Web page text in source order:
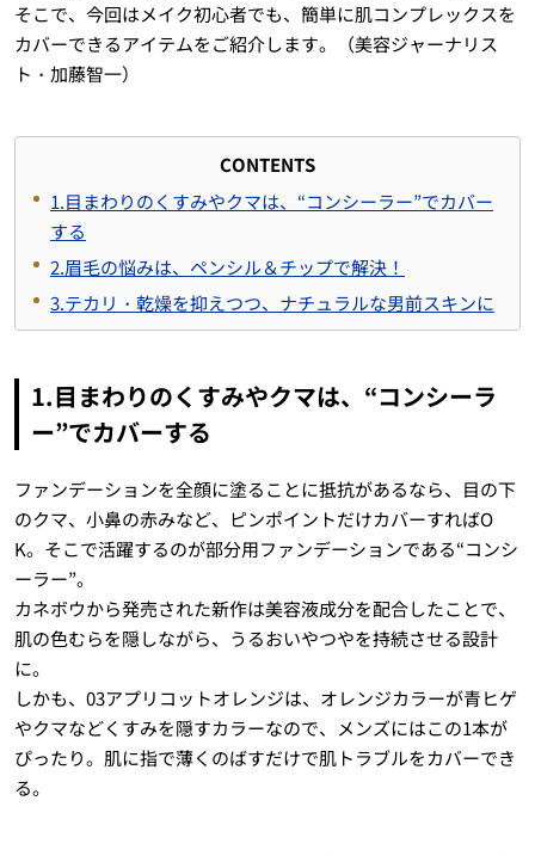
そこで、今回はメイク初心者でも、簡単に肌コンプレックスを
カバーできるアイテムをご紹介します。（美容ジャーナリス
ト・加藤智一）
CONTENTS
1.目まわりのくすみやクマは、“コンシーラー”でカバー
する
2.眉毛の悩みは、ペンシル＆チップで解決！
3.テカリ・乾燥を抑えつつ、ナチュラルな男前スキンに
1.目まわりのくすみやクマは、“コンシーラ
ー”でカバーする
ファンデーションを全顔に塗ることに抵抗があるなら、目の下
のクマ、小鼻の赤みなど、ピンポイントだけカバーすればO
K。そこで活躍するのが部分用ファンデーションである“コンシ
ーラー”。
カネボウから発売された新作は美容液成分を配合したことで、
肌の色むらを隠しながら、うるおいやつやを持続させる設計
に。
しかも、03アプリコットオレンジは、オレンジカラーが青ヒゲ
やクマなどくすみを隠すカラーなので、メンズにはこの1本が
ぴったり。肌に指で薄くのばすだけで肌トラブルをカバーでき
る。